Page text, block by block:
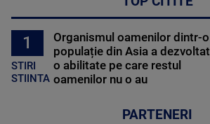
1
STIRI
STIINTA
Organismul oamenilor dintr-o
populație din Asia a dezvoltat
o abilitate pe care restul
oamenilor nu o au
PARTENERI